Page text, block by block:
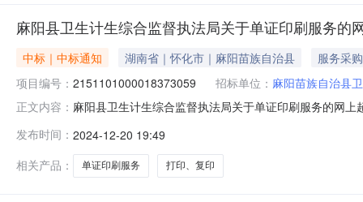
麻阳县卫生计生综合监督执法局关于单证印刷服务的
中标｜中标通知 湖南省｜怀化市｜麻阳苗族自治县
服务采购
项目编号： 2151101000018373059 招标单位： 麻阳苗族自治县
正文内容： 麻阳县卫生计生综合监督执法局关于单证印刷服务的网
编码:431226项目所在行政区划名称:湖南省怀化市麻阳
发布时间： 2024-12-20 19:49
相关产品：
单证印刷服务 打印、复印